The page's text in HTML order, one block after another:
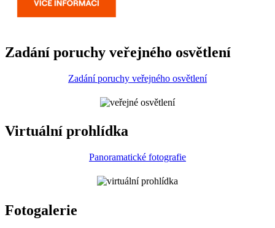
Zadání poruchy veřejného osvětlení
Zadání poruchy veřejného osvětlení
Virtuální prohlídka
Panoramatické fotografie
Fotogalerie